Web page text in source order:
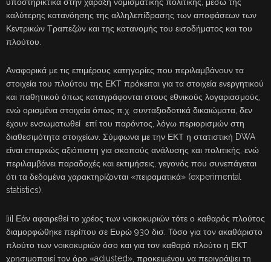
καλύτερης κατανόησης της αλληλεπίδρασης των αποφάσεων των
Κεντρικών Τραπεζών και της κατανομής του εισοδήματος και του
πλούτου.
Αναφορικά με τις επιμέρους κατηγορίες που περιλαμβάνουν τα
στοιχεία του πλούτου της ΕΚΤ πρόκειται για τα στοιχεία ενεργητικού
και παθητικού όπως καταγράφονται στους εθνικούς λογαριασμούς,
ενώ ορισμένα στοιχεία όπως π.χ. συνταξιοδοτικά δικαιώματα, δεν
έχουν ενσωματωθεί επί του παρόντος, λόγω περιορισμών στη
διαθεσιμότητα στοιχείων. Σύμφωνα με την ΕΚΤ η στατιστική DWA
είναι επαρκώς αξιόπιστη για σκοπούς ανάλυσης και πολιτικής, ενώ
περιλαμβάνει παραδοχές και εκτιμήσεις, γεγονός που συνεπάγεται
ότι τα δεδομένα χαρακτηρίζονται «πειραματικά» (experimental
statistics).
[ii] Εάν αφαιρεθεί το χρέος των νοικοκυριών τότε ο καθαρός πλούτος
διαμορφώθηκε περίπου σε Ευρώ 930 δισ. Τόσο για τον ακαθάριστο
πλούτο των νοικοκυριών όσο και για τον καθαρό πλούτο η ΕΚΤ
χρησιμοποιεί τον όρο «adjusted», προκειμένου να περιγράψει τη